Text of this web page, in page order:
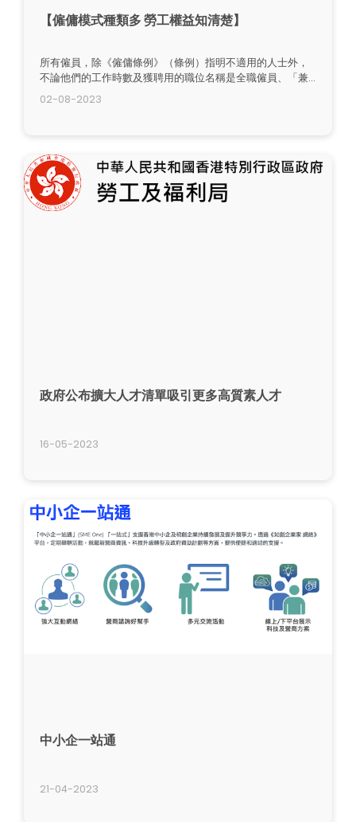
【僱傭模式種類多 勞工權益知清楚】
所有僱員，除《僱傭條例》（條例）指明不適用的人士外，
不論他們的工作時數及獲聘用的職位名稱是全職僱員、「兼
職」僱員、散工還是替工，均受條例的保障，並可享有一些
們享有條例下更多權益，例如休息日、有薪年假、法定假日
薪酬、疾病津貼、遣散費或長期服務金等。
02-08-2023
政府公布擴大人才清單吸引更多高質素人才
16-05-2023
中小企一站通
21-04-2023